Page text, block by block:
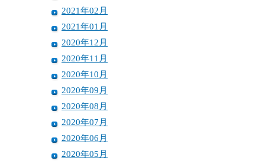
2021年02月
2021年01月
2020年12月
2020年11月
2020年10月
2020年09月
2020年08月
2020年07月
2020年06月
2020年05月